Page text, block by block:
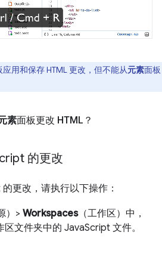
应用和保存 HTML 更改，但不能从元素面板
素面板更改 HTML？
的更改
更改，请执行以下操作：
）> Workspaces（工作区）中，
文件夹中的 JavaScript 文件。